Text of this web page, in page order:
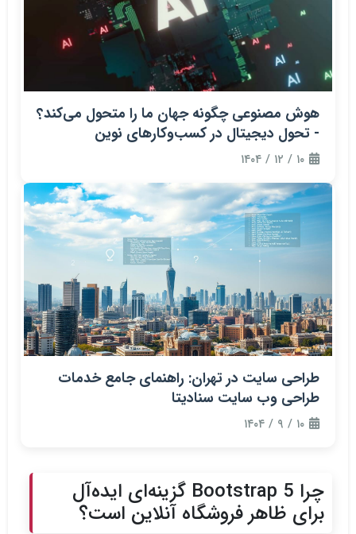
هوش مصنوعی چگونه جهان ما را متحول می‌کند؟
- تحول دیجیتال در کسب‌وکارهای نوین
۱۰ / ۱۲ / ۱۴۰۴
طراحی سایت در تهران: راهنمای جامع خدمات
طراحی وب سایت سنادیتا
۱۰ / ۹ / ۱۴۰۴
چرا Bootstrap 5 گزینه‌ای ایده‌آل
برای ظاهر فروشگاه آنلاین است؟